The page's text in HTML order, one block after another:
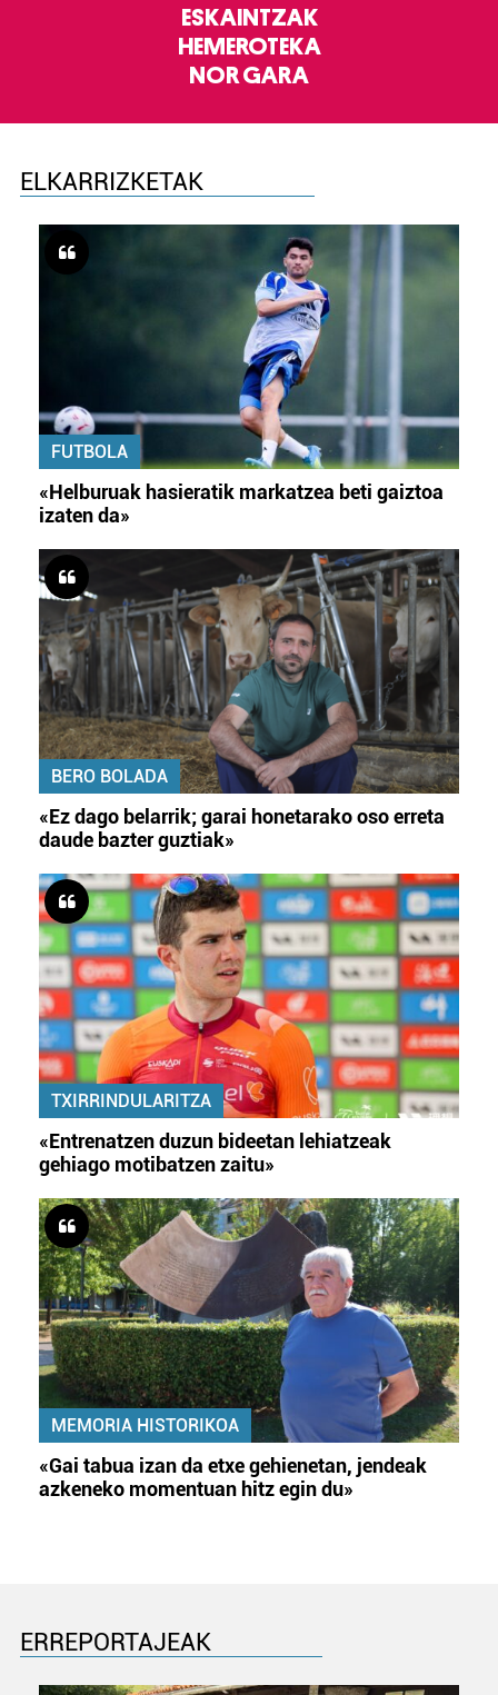
ESKAINTZAK
HEMEROTEKA
NOR GARA
ELKARRIZKETAK
FUTBOLA
«Helburuak hasieratik markatzea beti gaiztoa
izaten da»
BERO BOLADA
«Ez dago belarrik; garai honetarako oso erreta
daude bazter guztiak»
TXIRRINDULARITZA
«Entrenatzen duzun bideetan lehiatzeak
gehiago motibatzen zaitu»
MEMORIA HISTORIKOA
«Gai tabua izan da etxe gehienetan, jendeak
azkeneko momentuan hitz egin du»
ERREPORTAJEAK